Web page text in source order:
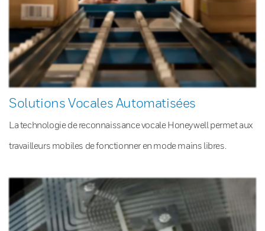
Solutions Vocales Automatisées
La technologie de reconnaissance vocale Honeywell permet aux
travailleurs mobiles de fonctionner en mode mains libres.